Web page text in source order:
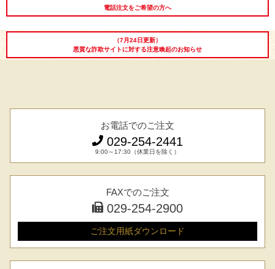
電話注文をご希望の方へ
（7月24日更新）
悪質な詐欺サイトに対する注意喚起のお知らせ
お電話でのご注文
029-254-2441
9:00～17:30（休業日を除く）
FAXでのご注文
029-254-2900
ご注文用紙ダウンロード